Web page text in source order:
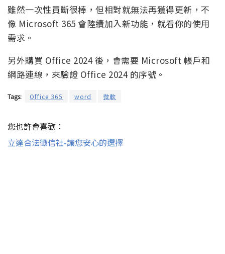
雖然一次性買斷很棒，但相對就無法再獲得更新，不
像 Microsoft 365 會陸續加入新功能，就看你的使用
需求。
另外購買 Office 2024 後，會需要 Microsoft 帳戶和
網路連線，來驗證 Office 2024 的序號。
Tags: Office 365 word 微軟
您也許會喜歡：
立達合法徵信社-讓您安心的選擇